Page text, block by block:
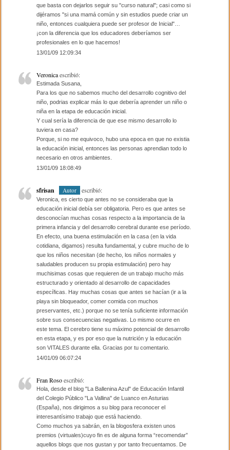
que basta con dejarlos seguir su "curso natural"; casi como si
dijéramos "si una mamá común y sin estudios puede criar un
niño, entonces cualquiera puede ser profesor de Inicial"…
¡con la diferencia que los educadores deberíamos ser
profesionales en lo que hacemos!
13/01/09 12:09:34
Veronicaescribió:
Estimada Susana,
Para los que no sabemos mucho del desarrollo cognitivo del
niño, podrias explicar más lo que debería aprender un niño o
niña en la etapa de educación inicial.
Y cual sería la diferencia de que ese mismo desarrollo lo
tuviera en casa?
Porque, si no me equivoco, hubo una epoca en que no existia
la educación inicial, entonces las personas aprendian todo lo
necesario en otros ambientes.
13/01/09 18:08:49
sfrisan Autor escribió:
Veronica, es cierto que antes no se consideraba que la
educación inicial debía ser obligatoria. Pero es que antes se
desconocían muchas cosas respecto a la importancia de la
primera infancia y del desarrollo cerebral durante ese período.
En efecto, una buena estimulación en la casa (en la vida
cotidiana, digamos) resulta fundamental, y cubre mucho de lo
que los niños necesitan (de hecho, los niños normales y
saludables producen su propia estimulación) pero hay
muchisimas cosas que requieren de un trabajo mucho más
estructurado y orientado al desarrollo de capacidades
específicas. Hay muchas cosas que antes se hacían (ir a la
playa sin bloqueador, comer comida con muchos
preservantes, etc.) porque no se tenía suficiente información
sobre sus consecuencias negativas. Lo mismo ocurre en
este tema. El cerebro tiene su máximo potencial de desarrollo
en esta etapa, y es por eso que la nutrición y la educación
son VITALES durante ella. Gracias por tu comentario.
14/01/09 06:07:24
Fran Rosoescribió:
Hola, desde el blog "La Ballenina Azul" de Educación Infantil
del Colegio Público "La Vallina" de Luanco en Asturias
(España), nos dirigimos a su blog para reconocer el
interesantísimo trabajo que está haciendo.
Como muchos ya sabrán, en la blogosfera existen unos
premios (virtuales)cuyo fin es de alguna forma “recomendar”
aquellos blogs que nos gustan y por tanto frecuentamos. De